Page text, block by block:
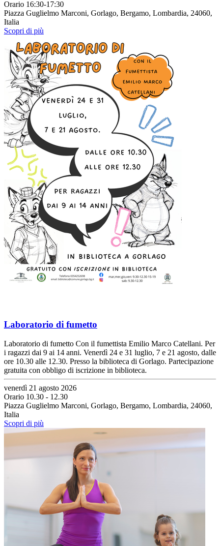
Orario 16:30-17:30
Piazza Guglielmo Marconi, Gorlago, Bergamo, Lombardia, 24060,
Italia
Scopri di più
Laboratorio di fumetto
Laboratorio di fumetto Con il fumettista Emilio Marco Catellani. Per
i ragazzi dai 9 ai 14 anni. Venerdì 24 e 31 luglio, 7 e 21 agosto, dalle
ore 10.30 alle 12.30. Presso la biblioteca di Gorlago. Partecipazione
gratuita con obbligo di iscrizione in biblioteca.
venerdì 21 agosto 2026
Orario 10.30 - 12.30
Piazza Guglielmo Marconi, Gorlago, Bergamo, Lombardia, 24060,
Italia
Scopri di più